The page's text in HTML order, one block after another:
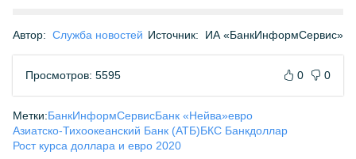
Автор: Служба новостей Источник: ИА «БанкИнформСервис»
Просмотров: 5595 0 0
Метки:БанкИнформСервисБанк «Нейва»евро
Азиатско-Тихоокеанский Банк (АТБ)БКС Банкдоллар
Рост курса доллара и евро 2020